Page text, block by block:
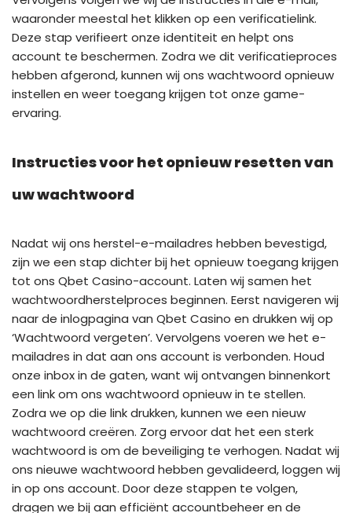
waaronder meestal het klikken op een verificatielink.
Deze stap verifieert onze identiteit en helpt ons
account te beschermen. Zodra we dit verificatieproces
hebben afgerond, kunnen wij ons wachtwoord opnieuw
instellen en weer toegang krijgen tot onze game-
ervaring.
Instructies voor het opnieuw resetten van
uw wachtwoord
Nadat wij ons herstel-e-mailadres hebben bevestigd,
zijn we een stap dichter bij het opnieuw toegang krijgen
tot ons Qbet Casino-account. Laten wij samen het
wachtwoordherstelproces beginnen. Eerst navigeren wij
naar de inlogpagina van Qbet Casino en drukken wij op
‘Wachtwoord vergeten’. Vervolgens voeren we het e-
mailadres in dat aan ons account is verbonden. Houd
onze inbox in de gaten, want wij ontvangen binnenkort
een link om ons wachtwoord opnieuw in te stellen.
Zodra we op die link drukken, kunnen we een nieuw
wachtwoord creëren. Zorg ervoor dat het een sterk
wachtwoord is om de beveiliging te verhogen. Nadat wij
ons nieuwe wachtwoord hebben gevalideerd, loggen wij
in op ons account. Door deze stappen te volgen,
dragen we bij aan efficiënt accountbeheer en de